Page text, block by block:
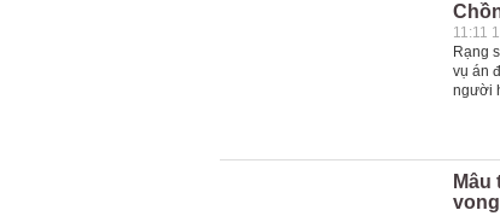
11:11
Rạng
vụ án
người
vong